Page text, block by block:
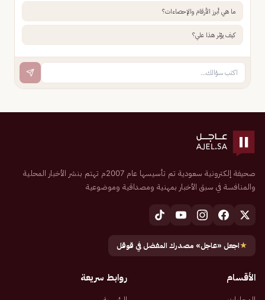
ما هي أبرز الأرقام والإحصاءات؟
كيف يؤثر هذا علي؟
صحيفة إلكترونية سعودية تم تأسيسها عام 2007م تهتم بنشر الأخبار المحلية
والمنافسة في سبق الأخبار بمهنية ومصداقية وموضوعية
★اجعل «عاجل» مصدرك المفضل في قوقل
الأقسام روابط سريعة